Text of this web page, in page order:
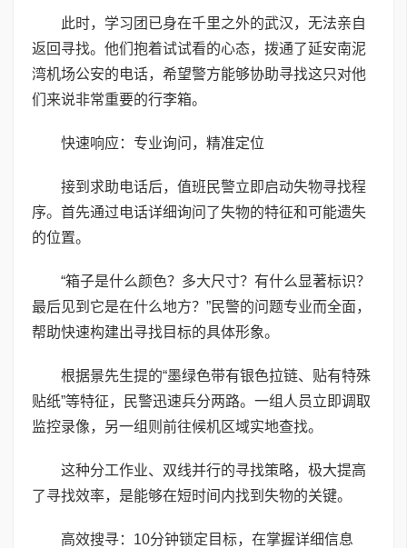
此时，学习团已身在千里之外的武汉，无法亲自
返回寻找。他们抱着试试看的心态，拨通了延安南泥
湾机场公安的电话，希望警方能够协助寻找这只对他
们来说非常重要的行李箱。
快速响应：专业询问，精准定位
接到求助电话后，值班民警立即启动失物寻找程
序。首先通过电话详细询问了失物的特征和可能遗失
的位置。
“箱子是什么颜色？多大尺寸？有什么显著标识？
最后见到它是在什么地方？”民警的问题专业而全面，
帮助快速构建出寻找目标的具体形象。
根据景先生提的“墨绿色带有银色拉链、贴有特殊
贴纸”等特征，民警迅速兵分两路。一组人员立即调取
监控录像，另一组则前往候机区域实地查找。
这种分工作业、双线并行的寻找策略，极大提高
了寻找效率，是能够在短时间内找到失物的关键。
高效搜寻：10分钟锁定目标，在掌握详细信息